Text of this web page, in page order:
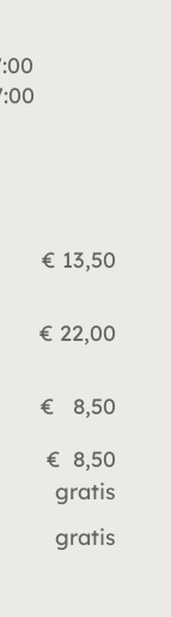
€ 13,50
€ 22,00
€ 8,50
€ 8,50
gratis
gratis